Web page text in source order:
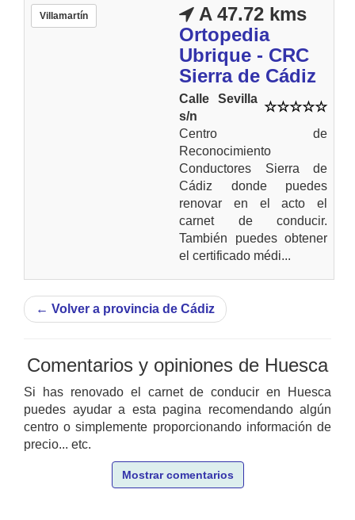
Villamartín
A 47.72 kms
Ortopedia
Ubrique - CRC
Sierra de Cádiz
Calle Sevilla
s/n
Centro de
Reconocimiento
Conductores Sierra de
Cádiz donde puedes
renovar en el acto el
carnet de conducir.
También puedes obtener
el certificado médi...
← Volver a provincia de Cádiz
Comentarios y opiniones de Huesca
Si has renovado el carnet de conducir en Huesca
puedes ayudar a esta pagina recomendando algún
centro o simplemente proporcionando información de
precio... etc.
Mostrar comentarios